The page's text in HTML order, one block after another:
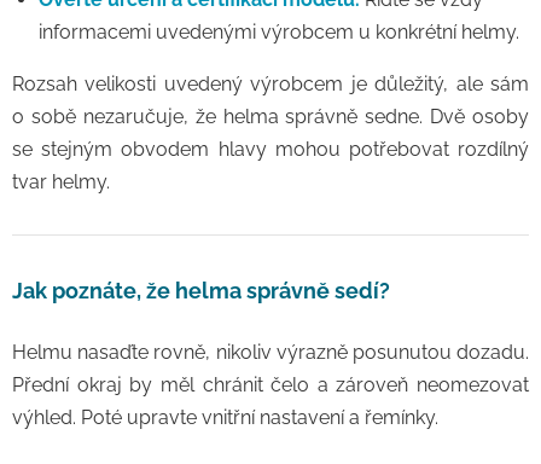
informacemi uvedenými výrobcem u konkrétní helmy.
Rozsah velikosti uvedený výrobcem je důležitý, ale sám
o sobě nezaručuje, že helma správně sedne. Dvě osoby
se stejným obvodem hlavy mohou potřebovat rozdílný
tvar helmy.
Jak poznáte, že helma správně sedí?
Helmu nasaďte rovně, nikoliv výrazně posunutou dozadu.
Přední okraj by měl chránit čelo a zároveň neomezovat
výhled. Poté upravte vnitřní nastavení a řemínky.